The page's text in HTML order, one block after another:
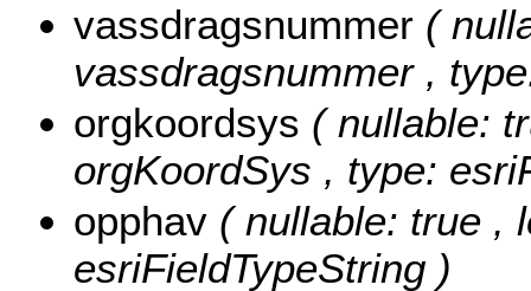
vassdragsnummer (
vassdragsnummer ,
orgkoordsys ( nullable:
orgKoordSys , type:
opphav ( nullable: true ,
esriFieldTypeString )